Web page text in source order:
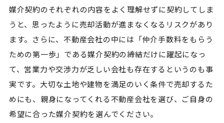
媒介契約のそれぞれの内容をよく理解せずに契約してしま
うと、思ったように売却活動が進まなくなるリスクがあり
ます。さらに、不動産会社の中には「仲介手数料をもらう
ための第一歩」である媒介契約の締結だけに躍起になっ
て、営業力や交渉力が乏しい会社も存在するというのも事
実です。大切な土地や建物を満足のいく条件で売却するた
めにも、親身になってくれる不動産会社を選び、ご自身の
希望に合った媒介契約を選んでください。